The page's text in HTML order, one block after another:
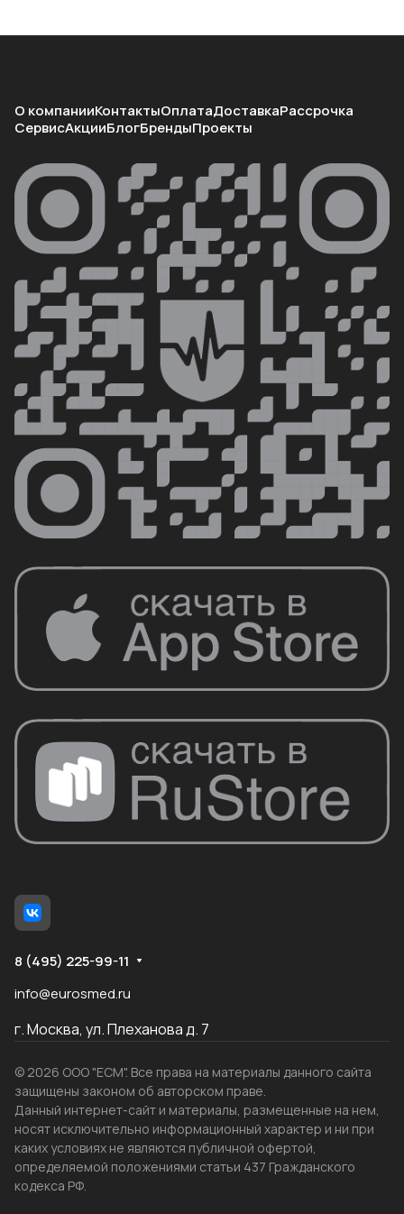
О компанииКонтактыОплатаДоставкаРассрочка
СервисАкцииБлогБрендыПроекты
8 (495) 225-99-11
info@eurosmed.ru
г. Москва, ул. Плеханова д. 7
© 2026 ООО "ЕСМ". Все права на материалы данного сайта
защищены законом об авторском праве.
Данный интернет-сайт и материалы, размещенные на нем,
носят исключительно информационный характер и ни при
каких условиях не являются публичной офертой,
определяемой положениями статьи 437 Гражданского
кодекса РФ.